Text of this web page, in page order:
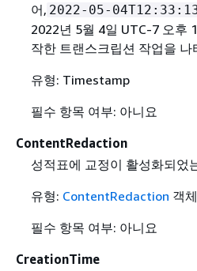
어, 2022-05-
2022년 5월 4일 UTC-7 오후
작한 트랜스크립션 작업을 나
유형: Timestamp
필수 항목 여부: 아니요
ContentRedaction
성적표에 교정이 활성화되었
유형: ContentRedaction 객체
필수 항목 여부: 아니요
CreationTime